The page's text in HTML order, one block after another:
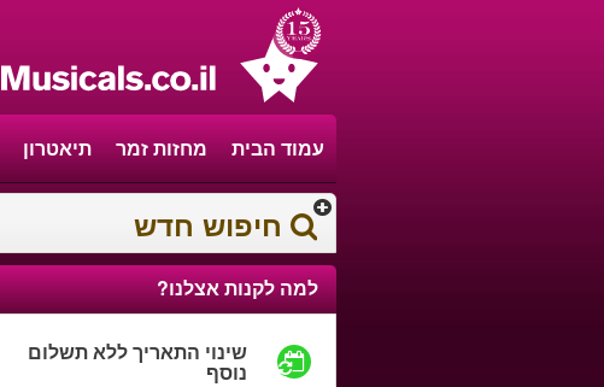
עמוד הבית מחזות זמר תיאטרון
חיפוש חדש
למה לקנות אצלנו?
שינוי התאריך ללא תשלום
נוסף